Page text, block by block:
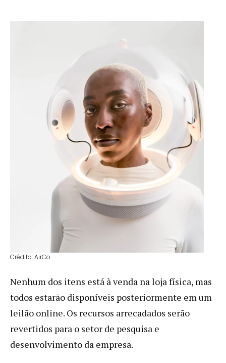
Crédito: AirCo
Nenhum dos itens está à venda na loja física, mas
todos estarão disponíveis posteriormente em um
leilão online. Os recursos arrecadados serão
revertidos para o setor de pesquisa e
desenvolvimento da empresa.